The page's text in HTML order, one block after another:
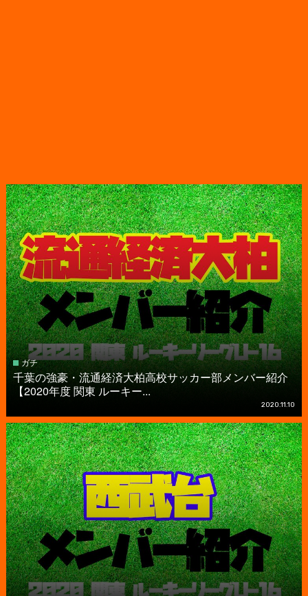
ガチ
千葉の強豪・流通経済大柏高校サッカー部メンバー紹介
【2020年度 関東 ルーキー...
2020.11.10